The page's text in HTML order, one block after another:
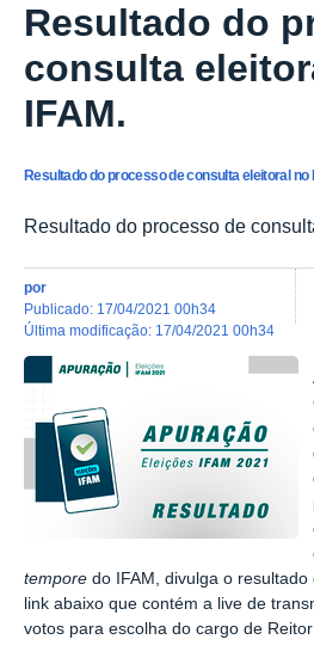
Resultado do
consulta
IFAM.
Resultado do processo de consulta eleitoral no
Resultado do processo de
por
publicado: 17/04/2021 00h34
última modificação: 17/04/2021 00h34
tempore do IFAM, divulga o
link abaixo que contém a live de
votos para escolha do cargo de